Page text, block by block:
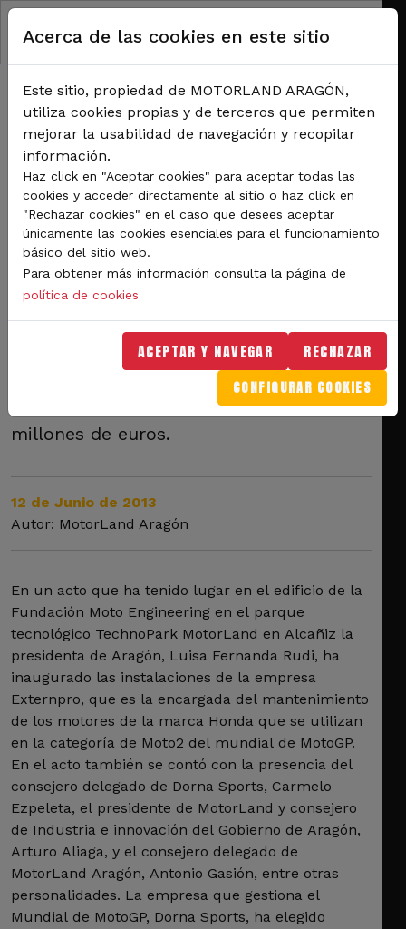
Pasar al contenido principal
RUTA DE NAVEGACIÓN
Inicio
Noticias
se instala en TechnoPark MotorLand
La empresa encargada del
mantenimiento de los
motores del mundial de
Moto2 se instala en
TechnoPark MotorLand
Externpro es la empresa que gestiona el
mantenimiento de los motores de la
categoría de Moto2 del mundial de
MotoGP. Ya hay 8 personas trabajando y
la empresa ha invertido más de 3
millones de euros.
12 de Junio de 2013
Autor: MotorLand Aragón
En un acto que ha tenido lugar en el edificio de la
Fundación Moto Engineering en el parque
tecnológico TechnoPark MotorLand en Alcañiz la
presidenta de Aragón, Luisa Fernanda Rudi, ha
inaugurado las instalaciones de la empresa
Externpro, que es la encargada del mantenimiento
de los motores de la marca Honda que se utilizan
en la categoría de Moto2 del mundial de MotoGP.
En el acto también se contó con la presencia del
consejero delegado de Dorna Sports, Carmelo
Ezpeleta, el presidente de MotorLand y consejero
de Industria e innovación del Gobierno de Aragón,
Arturo Aliaga, y el consejero delegado de
MotorLand Aragón, Antonio Gasión, entre otras
personalidades. La empresa que gestiona el
Mundial de MotoGP, Dorna Sports, ha elegido
Acerca de las cookies en este sitio
Este sitio, propiedad de MOTORLAND ARAGÓN,
utiliza cookies propias y de terceros que permiten
mejorar la usabilidad de navegación y recopilar
información.
Haz click en "Aceptar cookies" para aceptar todas las
cookies y acceder directamente al sitio o haz click en
"Rechazar cookies" en el caso que desees aceptar
únicamente las cookies esenciales para el funcionamiento
básico del sitio web.
Para obtener más información consulta la página de
política de cookies
ACEPTAR Y NAVEGAR RECHAZAR
CONFIGURAR COOKIES